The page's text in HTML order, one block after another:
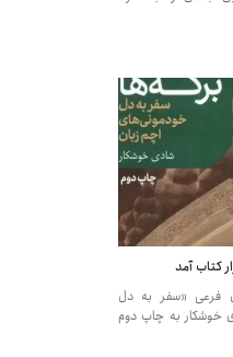
کتاب آمد
فرعی «سفر به دل
خوشکار به چاپ دوم